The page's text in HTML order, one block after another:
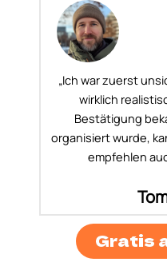
„Ich war zuerst
wirklich
Bestätigung
organisiert wurde,
empfehlen
Gratis